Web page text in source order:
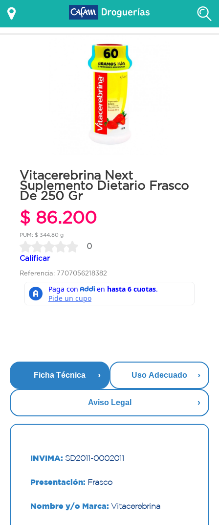
Vitacerebrina Next
Suplemento Dietario Frasco
De 250 Gr
$ 86.200
PUM: $ 344.80 g
0
Calificar
Referencia: 7707056218382
Ficha Técnica Uso Adecuado
Aviso Legal
INVIMA: SD2011-0002011
Presentación: Frasco
Nombre y/o Marca: Vitacerebrina